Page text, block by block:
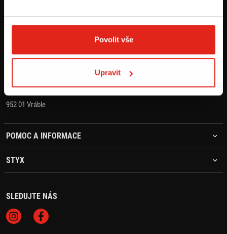
Povolit vše
Upravit
Hlavná 1405
952 01 Vráble
POMOC A INFORMACE
STYX
SLEDUJTE NÁS